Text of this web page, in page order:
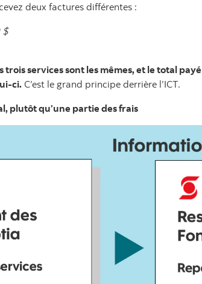
deux factures différentes :
$
trois services sont les mêmes, et le total
ci. C’est le grand principe derrière l’ICT.
plutôt qu’une partie des frais